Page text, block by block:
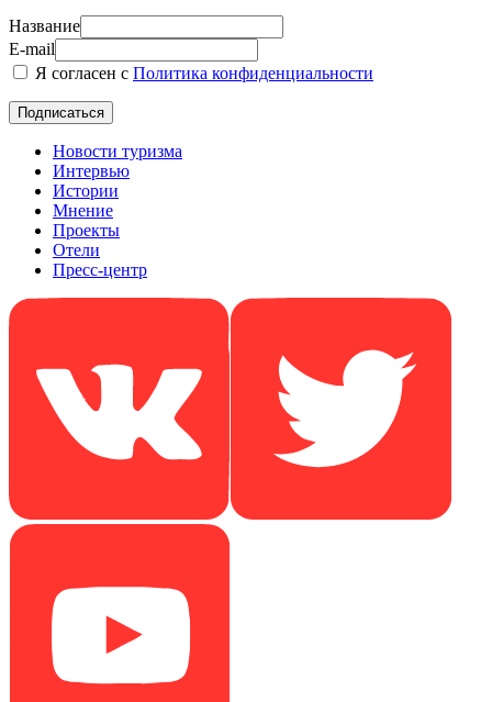
Название
E-mail
Я согласен с Политика конфиденциальности
Новости туризма
Интервью
Истории
Мнение
Проекты
Отели
Пресс-центр